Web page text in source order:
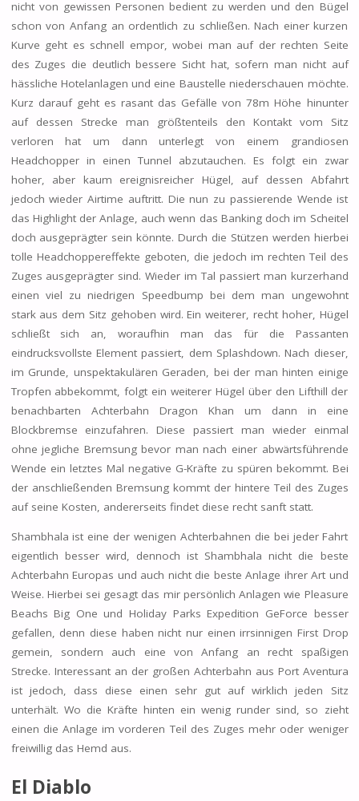
nicht von gewissen Personen bedient zu werden und den Bügel
schon von Anfang an ordentlich zu schließen. Nach einer kurzen
Kurve geht es schnell empor, wobei man auf der rechten Seite
des Zuges die deutlich bessere Sicht hat, sofern man nicht auf
hässliche Hotelanlagen und eine Baustelle niederschauen möchte.
Kurz darauf geht es rasant das Gefälle von 78m Höhe hinunter
auf dessen Strecke man größtenteils den Kontakt vom Sitz
verloren hat um dann unterlegt von einem grandiosen
Headchopper in einen Tunnel abzutauchen. Es folgt ein zwar
hoher, aber kaum ereignisreicher Hügel, auf dessen Abfahrt
jedoch wieder Airtime auftritt. Die nun zu passierende Wende ist
das Highlight der Anlage, auch wenn das Banking doch im Scheitel
doch ausgeprägter sein könnte. Durch die Stützen werden hierbei
tolle Headchoppereffekte geboten, die jedoch im rechten Teil des
Zuges ausgeprägter sind. Wieder im Tal passiert man kurzerhand
einen viel zu niedrigen Speedbump bei dem man ungewohnt
stark aus dem Sitz gehoben wird. Ein weiterer, recht hoher, Hügel
schließt sich an, woraufhin man das für die Passanten
eindrucksvollste Element passiert, dem Splashdown. Nach dieser,
im Grunde, unspektakulären Geraden, bei der man hinten einige
Tropfen abbekommt, folgt ein weiterer Hügel über den Lifthill der
benachbarten Achterbahn Dragon Khan um dann in eine
Blockbremse einzufahren. Diese passiert man wieder einmal
ohne jegliche Bremsung bevor man nach einer abwärtsführende
Wende ein letztes Mal negative G-Kräfte zu spüren bekommt. Bei
der anschließenden Bremsung kommt der hintere Teil des Zuges
auf seine Kosten, andererseits findet diese recht sanft statt.
Shambhala ist eine der wenigen Achterbahnen die bei jeder Fahrt
eigentlich besser wird, dennoch ist Shambhala nicht die beste
Achterbahn Europas und auch nicht die beste Anlage ihrer Art und
Weise. Hierbei sei gesagt das mir persönlich Anlagen wie Pleasure
Beachs Big One und Holiday Parks Expedition GeForce besser
gefallen, denn diese haben nicht nur einen irrsinnigen First Drop
gemein, sondern auch eine von Anfang an recht spaßigen
Strecke. Interessant an der großen Achterbahn aus Port Aventura
ist jedoch, dass diese einen sehr gut auf wirklich jeden Sitz
unterhält. Wo die Kräfte hinten ein wenig runder sind, so zieht
einen die Anlage im vorderen Teil des Zuges mehr oder weniger
freiwillig das Hemd aus.
El Diablo